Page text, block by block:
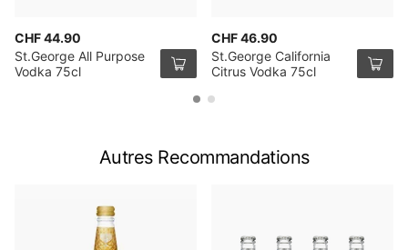
CHF 44.90
St.George All Purpose
Vodka 75cl
CHF 46.90
St.George California
Citrus Vodka 75cl
Autres Recommandations